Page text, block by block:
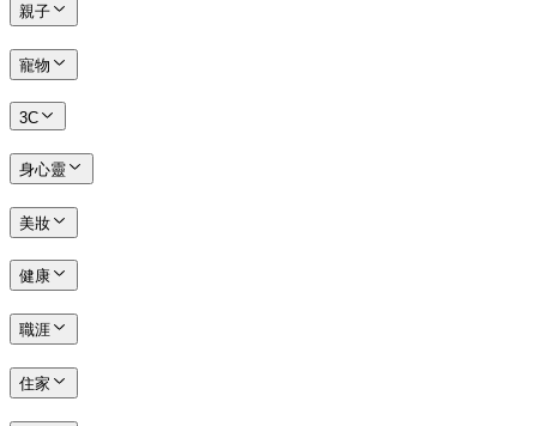
親子
寵物
3C
身心靈
美妝
健康
職涯
住家